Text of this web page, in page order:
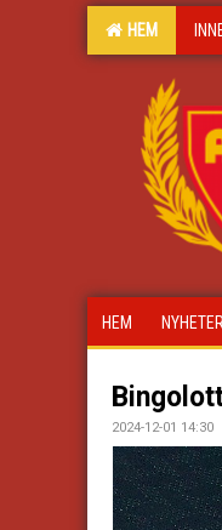
HEM
HEM NYHETER
2024-12-01 14:30